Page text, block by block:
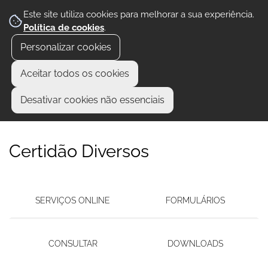
Este site utiliza cookies para melhorar a sua experiência.
Política de cookies.
Personalizar cookies
Aceitar todos os cookies
Desativar cookies não essenciais
Certidão Diversos
SERVIÇOS ONLINE FORMULÁRIOS
CONSULTAR DOWNLOADS